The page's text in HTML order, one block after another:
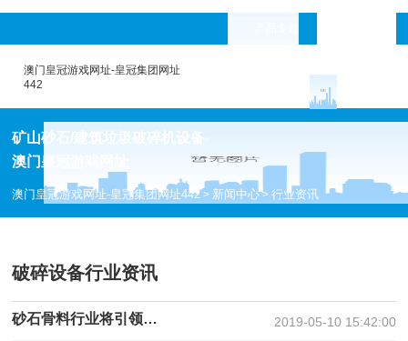
澳门皇冠游戏网址-皇冠集团网址
442
矿山砂石/建筑垃圾破碎机设备-
澳门皇冠游戏网址
澳门皇冠游戏网址-皇冠集团网址442> 新闻中心>行业资讯
破碎设备行业资讯
砂石骨料行业将引领钢铁行业转型升级——政协委员建议钢渣用做砂石骨料 2019-05-10 15:42:00